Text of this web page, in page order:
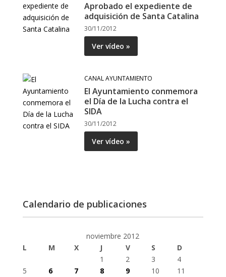
Aprobado el expediente de
adquisición de Santa Catalina
30/11/2012
Ver vídeo »
CANAL AYUNTAMIENTO
El Ayuntamiento conmemora
el Día de la Lucha contra el
SIDA
30/11/2012
Ver vídeo »
Calendario de publicaciones
noviembre 2012
L
M X J V S
D
1
2 3
4
5
6 7 8 9 10
11